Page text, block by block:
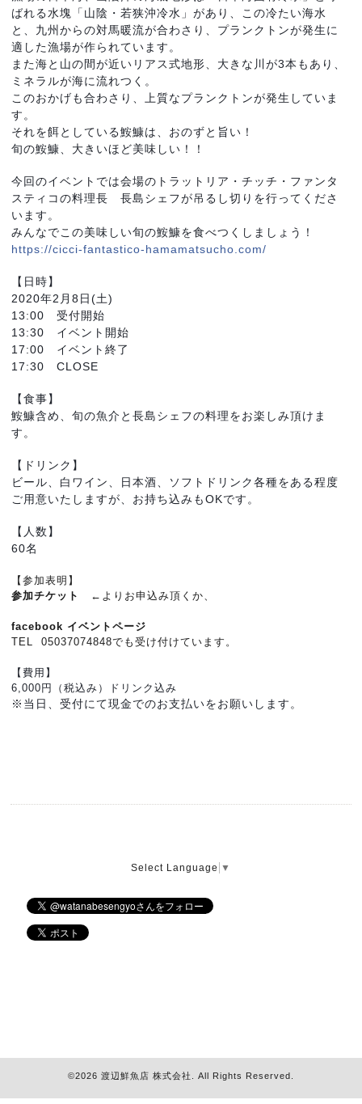
ばれる水塊「山陰・若狭沖冷水」があり、この冷たい海水
と、九州からの対馬暖流が合わさり、プランクトンが発生に
適した漁場が作られています。
また海と山の間が近いリアス式地形、大きな川が3本もあり、
ミネラルが海に流れつく。
このおかげも合わさり、上質なプランクトンが発生していま
す。
それを餌としている鮟鱇は、おのずと旨い！
旬の鮟鱇、大きいほど美味しい！！
今回のイベントでは会場のトラットリア・チッチ・ファンタ
スティコの料理長　長島シェフが吊るし切りを行ってくださ
います。
みんなでこの美味しい旬の鮟鱇を食べつくしましょう！
https://cicci-fantastico-hamamatsucho.com/
【日時】
2020年2月8日(土)
13:00　受付開始
13:30　イベント開始
17:00　イベント終了
17:30　CLOSE
【食事】
鮟鱇含め、旬の魚介と長島シェフの料理をお楽しみ頂けま
す。
【ドリンク】
ビール、白ワイン、日本酒、ソフトドリンク各種をある程度
ご用意いたしますが、お持ち込みもOKです。
【人数】
60名
【参加表明】
参加チケット
←よりお申込み頂くか、
facebook イベントページ
TEL 05037074848でも受け付けています。
【費用】
6,000円（税込み）ドリンク込み
※当日、受付にて現金でのお支払いをお願いします。
Select Language ▼
©2026 渡辺鮮魚店 株式会社 . All Rights Reserved.